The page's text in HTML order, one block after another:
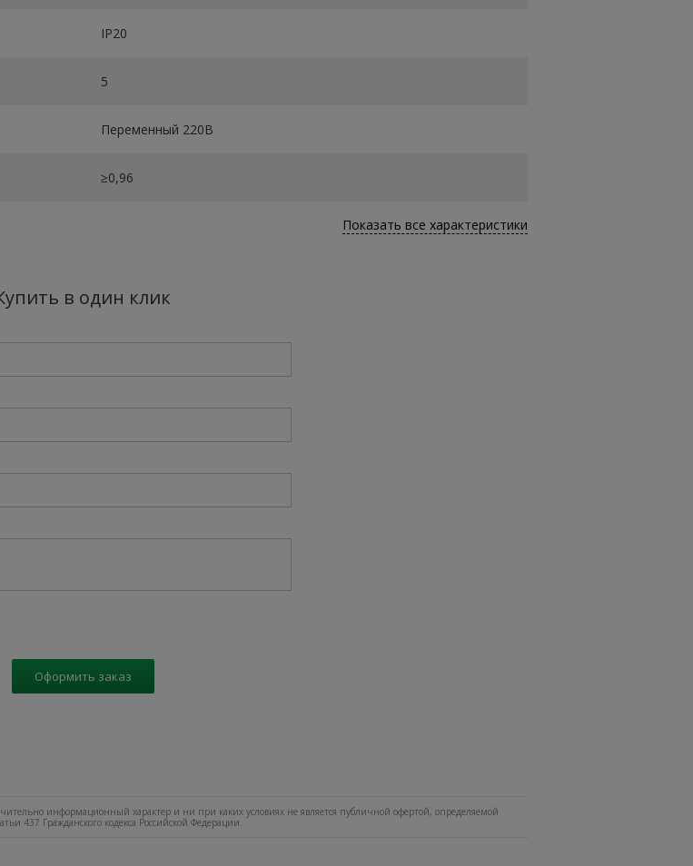
IP20
5
Переменный 220В
≥0,96
Показать все характеристики
в один клик
Оформить заказ
информационный характер и ни при каких условиях не является публичной офертой, определяемой
437 Гражданского кодекса Российской Федерации.